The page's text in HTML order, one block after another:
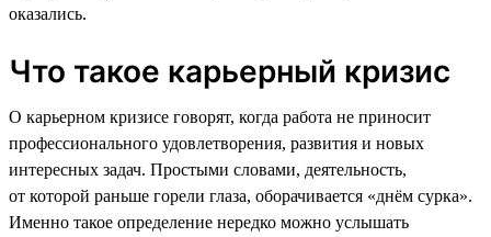
оказались.
Что такое карьерный кризис
О карьерном кризисе говорят, когда работа не приносит
профессионального удовлетворения, развития и новых
интересных задач. Простыми словами, деятельность,
от которой раньше горели глаза, оборачивается «днём сурка».
Именно такое определение нередко можно услышать